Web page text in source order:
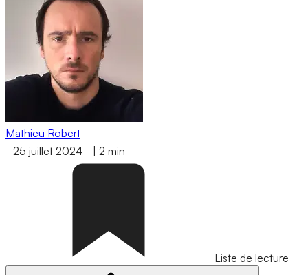
Mathieu Robert
- 25 juillet 2024 - 2 min
Liste de lecture